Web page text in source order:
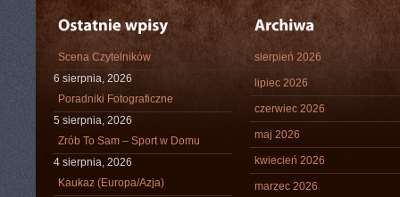
Scena Czytelników
6 sierpnia, 2026
Poradniki Fotograficzne
5 sierpnia, 2026
Zrób To Sam – Sport w Domu
4 sierpnia, 2026
Kaukaz (Europa/Azja)
sierpień 2026
lipiec 2026
czerwiec 2026
maj 2026
kwiecień 2026
marzec 2026